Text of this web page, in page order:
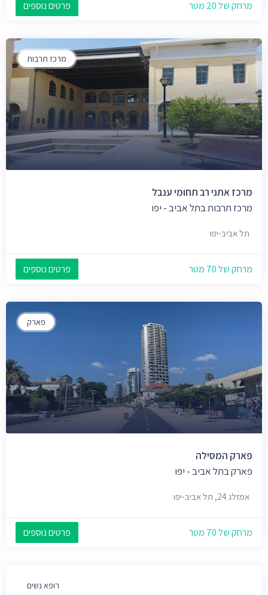
מרחק של 20 מטר פרטים נוספים
מרכז תרבות
מרכז אתני רב תחומי ענבל
מרכז תרבות בתל אביב - יפו
תל אביב-יפו
מרחק של 70 מטר פרטים נוספים
פארק
פארק המסילה
פארק בתל אביב - יפו
אמזלג 24, תל אביב-יפו
מרחק של 70 מטר פרטים נוספים
רופא נשים